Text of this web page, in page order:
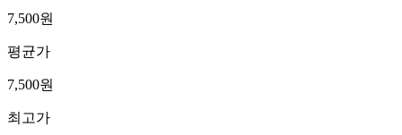
7,500원
평균가
7,500원
최고가